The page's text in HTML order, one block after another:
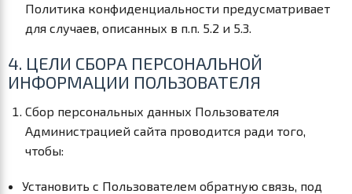
Политика конфиденциальности предусматривает
для случаев, описанных в п.п. 5.2 и 5.3.
4. ЦЕЛИ СБОРА ПЕРСОНАЛЬНОЙ
ИНФОРМАЦИИ ПОЛЬЗОВАТЕЛЯ
Сбор персональных данных Пользователя
Администрацией сайта проводится ради того,
чтобы:
Установить с Пользователем обратную связь, под